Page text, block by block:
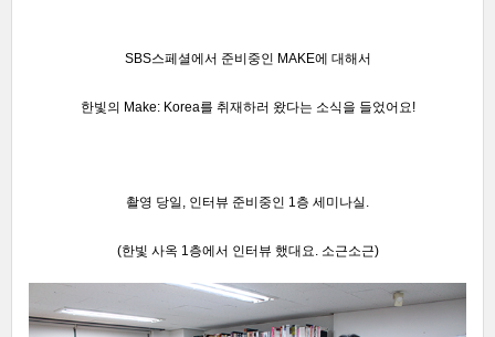
SBS스페셜에서 준비중인 MAKE에 대해서
한빛의 Make: Korea를 취재하러 왔다는 소식을 들었어요!
촬영 당일, 인터뷰 준비중인 1층 세미나실.
(한빛 사옥 1층에서 인터뷰 했대요. 소근소근)